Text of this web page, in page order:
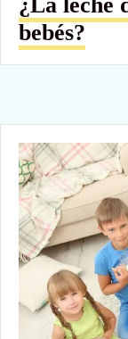
¿La leche
bebés?